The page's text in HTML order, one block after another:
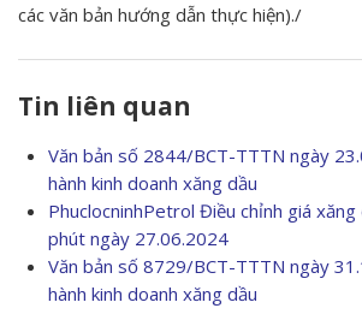
các văn bản hướng dẫn thực hiện)./
Tin liên quan
Văn bản số 2844/BCT-TTTN ngày
hành kinh doanh xăng dầu
PhuclocninhPetrol Điều chỉnh giá
phút ngày 27.06.2024
Văn bản số 8729/BCT-TTTN ngày
hành kinh doanh xăng dầu